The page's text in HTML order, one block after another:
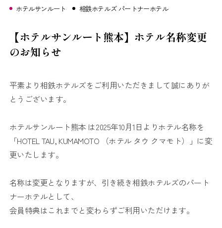
ホテルサンルート
相鉄ホテルズ パートナーホテル
【ホテルサンルート熊本】ホテル名称変更
のお知らせ
平素より相鉄ホテルズをご利用いただきまして誠にありが
とうございます。
ホテルサンルート熊本 は2025年10月1日よりホテル名称を
「HOTEL TAU, KUMAMOTO （ホテル タウ クマモト）」に変
更いたします。
名称は変更となりますが、引き続き相鉄ホテルズのパート
ナーホテルとして、
会員特典はこれまでと変わらずご利用いただけます。